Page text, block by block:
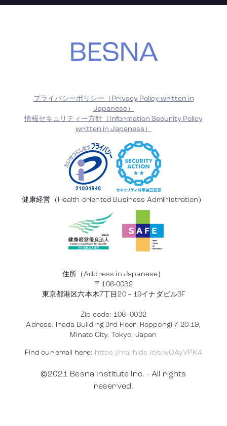
BESNA
プライバシーポリシー（Privacy Policy written in
Japanese）
情報セキュリティー方針（Information Security Policy
written in Japanese）
健康経営（Health-oriented Business Administration）
住所（Address in Japanese）
〒106-0032
東京都港区六本木7丁目20－19イナダビル3F
Zip code: 106–0032
Adress: Inada Building 3rd Floor, Roppongi 7-20-19,
Minato City, Tokyo, Japan
Find our email here: https://mailhide.io/e/wOAyVPK4
©2021 Besna Institute Inc. - All rights
reserved.